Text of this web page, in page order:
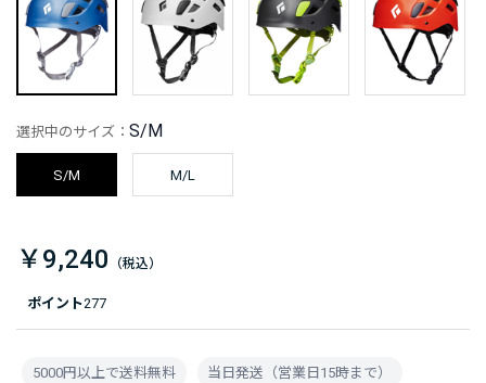
ポイント277
選択中のサイズ： S/M
S/M M/L
￥9,240
5000円以上で送料無料 当日発送（営業日15時まで）